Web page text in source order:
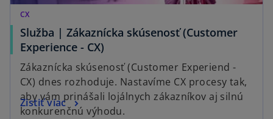
CX
Služba | Zákaznícka skúsenosť (Customer
Experience - CX)
Zákaznícka skúsenosť (Customer Experiend -
CX) dnes rozhoduje. Nastavíme CX procesy tak,
aby vám prinášali lojálnych zákazníkov aj silnú
konkurenčnú výhodu.
Zistiť viac